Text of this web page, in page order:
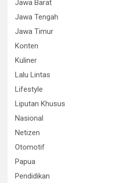
Jawa Barat
Jawa Tengah
Jawa Timur
Konten
Kuliner
Lalu Lintas
Lifestyle
Liputan Khusus
Nasional
Netizen
Otomotif
Papua
Pendidikan